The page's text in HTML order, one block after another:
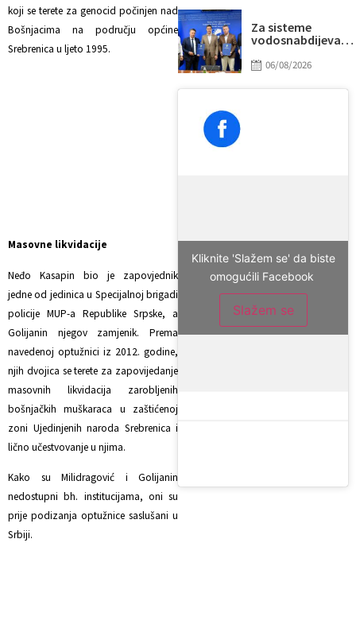
koji se terete za genocid počinjen nad
Bošnjacima na području općine
Srebrenica u ljeto 1995.
Masovne likvidacije
Neđo Kasapin bio je zapovjednik
jedne od jedinica u Specijalnoj brigadi
policije MUP-a Republike Srpske, a
Golijanin njegov zamjenik. Prema
navedenoj optužnici iz 2012. godine,
njih dvojica se terete za zapovijedanje
masovnih likvidacija zarobljenih
bošnjačkih muškaraca u zaštićenoj
zoni Ujedinjenih naroda Srebrenica i
lično učestvovanje u njima.
Kako su Milidragović i Golijanin
nedostupni bh. institucijama, oni su
prije podizanja optužnice saslušani u
Srbiji.
povrijeđenima i
beba
Za sisteme
izdvojeno gotovo
06/08/2026
Kliknite 'Slažem se' da biste
omogućili Facebook
Slažem se